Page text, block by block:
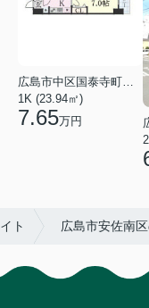
1K (23.94㎡)
7.65万円
ト 広島市安佐南